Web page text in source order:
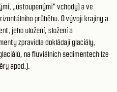
„ustoupenými“ vchody) a ve
průběhu. O vývoji krajiny a
jeho uložení, složení a
zpravidla dokládají glaciály,
na fluviálních sedimentech lze
apod.).